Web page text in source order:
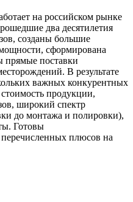
на российском рынке
два десятилетия
созданы большие
сформирована
прямые поставки
В результате
важных конкурентных
продукции,
широкий спектр
до монтажа и полировки),
Готовы
плюсов на